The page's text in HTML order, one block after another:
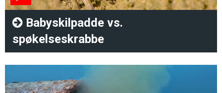
Babyskilpadde vs.
spøkelseskrabbe